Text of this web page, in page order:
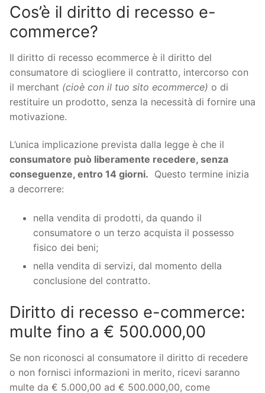
Cos’è il diritto di recesso e-
commerce?
Il diritto di recesso ecommerce è il diritto del
consumatore di sciogliere il contratto, intercorso con
il merchant (cioè con il tuo sito ecommerce) o di
restituire un prodotto, senza la necessità di fornire una
motivazione.
L’unica implicazione prevista dalla legge è che il
consumatore può liberamente recedere, senza
conseguenze, entro 14 giorni. Questo termine inizia
a decorrere:
nella vendita di prodotti, da quando il
consumatore o un terzo acquista il possesso
fisico dei beni;
nella vendita di servizi, dal momento della
conclusione del contratto.
Diritto di recesso e-commerce:
multe fino a € 500.000,00
Se non riconosci al consumatore il diritto di recedere
o non fornisci informazioni in merito, ricevi saranno
multe da € 5.000,00 ad € 500.000,00, come